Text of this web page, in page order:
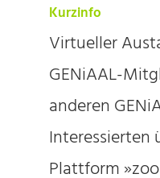
Kurzinfo
Virtueller
GENiAAL-
anderen
Interessierten
Plattform